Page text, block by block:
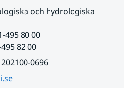
och hydrologiska
495 80 00
82 00
0696